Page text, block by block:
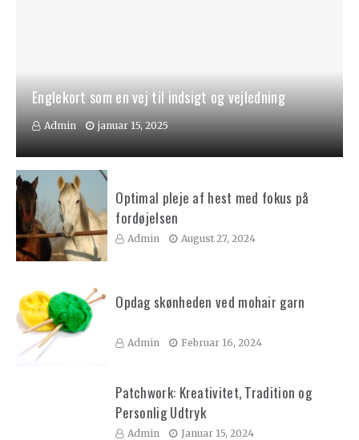
Englekort som en vej til indsigt og vejledning
Admin januar 15, 2025
Optimal pleje af hest med fokus på
fordøjelsen
Admin August 27, 2024
Opdag skønheden ved mohair garn
Admin Februar 16, 2024
Patchwork: Kreativitet, Tradition og
Personlig Udtryk
Admin Januar 15, 2024